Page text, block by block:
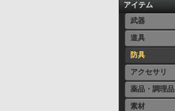
アイテム
武器
道具
防具
アクセサリ
薬品・調理品
素材